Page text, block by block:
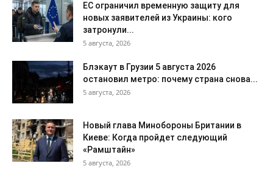
ЕС ограничил временную защиту для
новых заявителей из Украины: кого
затронули...
5 августа, 2026
Блэкаут в Грузии 5 августа 2026
остановил метро: почему страна снова...
5 августа, 2026
Новый глава Минобороны Британии в
Киеве: Когда пройдет следующий
«Рамштайн»
5 августа, 2026